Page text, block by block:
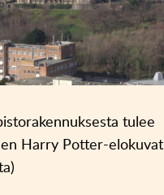
tulee
Harry Potter-elokuvat